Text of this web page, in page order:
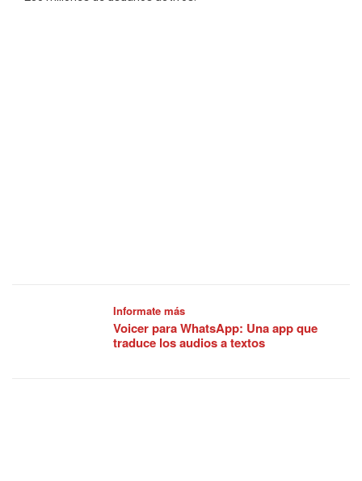
Informate más
Voicer para WhatsApp: Una app que
traduce los audios a textos